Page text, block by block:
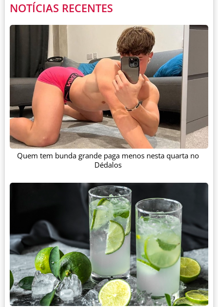
NOTÍCIAS RECENTES
Quem tem bunda grande paga menos nesta quarta no
Dédalos